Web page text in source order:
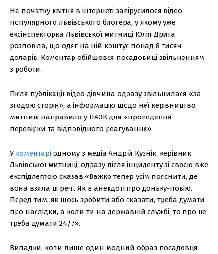
На початку квітня в інтернеті завірусилося відео
популярного львівського блогера, у якому уже
ексінспекторка Львівської митниці Юлія Дрига
розповіла, що одяг на ній коштує понад 8 тисяч
доларів. Коментар обійшовся посадовиці звільненням
з роботи.
Після публікації відео дівчина одразу звільнилася «за
згодою сторін», а інформацію щодо неї керівництво
митниці направило у НАЗК для «проведення
перевірки та відповідного реагування».
У коментарі одному з медіа Андрій Кузнік, керівник
Львівської митниці, одразу після інциденту зі своєю вже
експідлеглою сказав:«Важко тепер усім пояснити, де
вона взяла ці речі. Як в анекдоті про доньку-повію.
Перед тим, як щось зробити або сказати, треба думати
про наслідки, а коли ти на державній службі, то про це
треба думати 24/7».
Випадки, коли лише один модний образ посадовця